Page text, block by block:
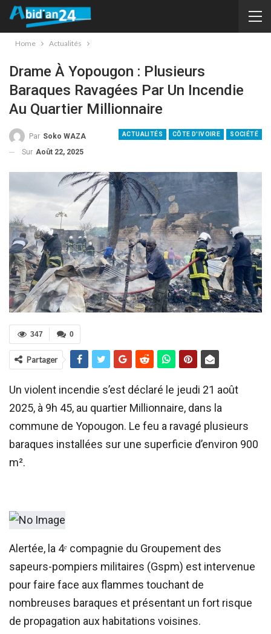
Home Actualités
Drame À Yopougon : Plusieurs
Baraques Ravagées Par Un Incendie
Au Quartier Millionnaire
ACTUALITÉS CÔTE D'IVOIRE SOCIÉTÉ
Par Soko WAZA
Sur Août 22, 2025
0
347
Partager
Un violent incendie s’est déclaré le jeudi 21 août
2025, à 9h 45, au quartier Millionnaire, dans la
commune de Yopougon. Le feu a ravagé plusieurs
baraques installées sur une superficie d’environ 900
m².
Alertée, la 4ᵉ compagnie du Groupement des
sapeurs-pompiers militaires (Gspm) est intervenue
pour faire face aux flammes touchant de
nombreuses baraques et présentant un fort risque
de propagation aux habitations voisines.